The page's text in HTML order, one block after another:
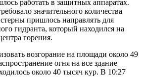
работать в защитных аппаратах.
значительного количества
пришлось направлять для
гидранта, который находился на
горения.
возгорание на площади около 49
огня на все здание
около 40 тысяч кур. В 10:27